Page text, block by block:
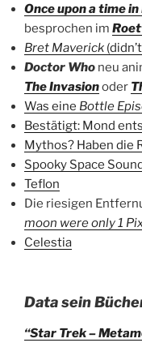
Once upon a time
besprochen im
Bret Maverick
Doctor Who neu
The Invasionoder
Was eine Bottle
Bestätigt: Mond
Mythos? Haben die
Spooky Space
Teflon
Die riesigen
moon were only 1
Celestia
Data sein
“Star Trek –